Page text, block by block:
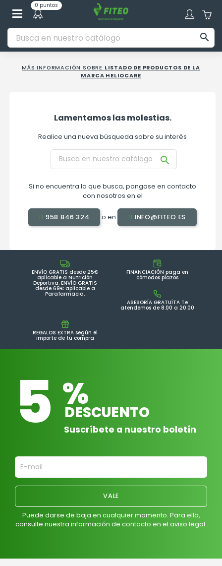
0 puntos

MÁS INFORMACIÓN SOBRE LISTADO DE PRODUCTOS DE LA
MARCA HELIOCARE
Lamentamos las molestias.
Realice una nueva búsqueda sobre su interés

Si no encuentra lo que busca, pongase en contacto
con nosotros en el
958 846 324 o en INFO@FITEO.ES
ENVÍO GRATIS desde 25€
aplicable a Nutrición
Deportiva. ENVÍO GRATIS
desde 69€ aplicable a
Parafarmacia.
FINANCIACIÓN paga en
cómodos plazos
ASESORÍA GRATUÍTA Te
atendemos de 8.00 a 20.00
REGALOS EXTRA según el
importe de tu compra
5 %
DESCUENTO
Suscríbete a nuestro boletín
Puede darse de baja en cualquier momento. Para ello,
consulte nuestra información de contacto en el aviso legal.